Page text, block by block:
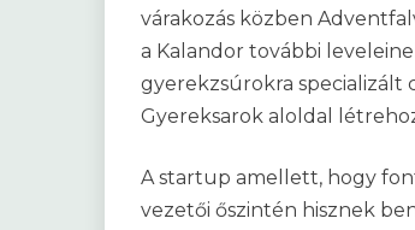
várakozás közben
a Kalandor további
gyerekzsúrokra specializált
Gyereksarok aloldal
A startup amellett, hogy
vezetői őszintén hisznek